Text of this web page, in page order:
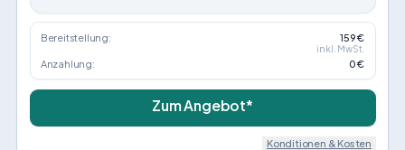
Bereitstellung: 159 €
inkl. MwSt.
Anzahlung: 0 €
Zum Angebot*
Konditionen & Kosten